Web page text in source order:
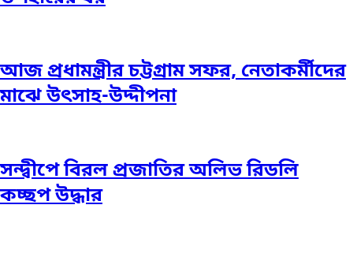
আজ প্রধামন্ত্রীর চট্টগ্রাম সফর, নেতাকর্মীদের
মাঝে উৎসাহ-উদ্দীপনা
সন্দ্বীপে বিরল প্রজাতির অলিভ রিডলি
কচ্ছপ উদ্ধার